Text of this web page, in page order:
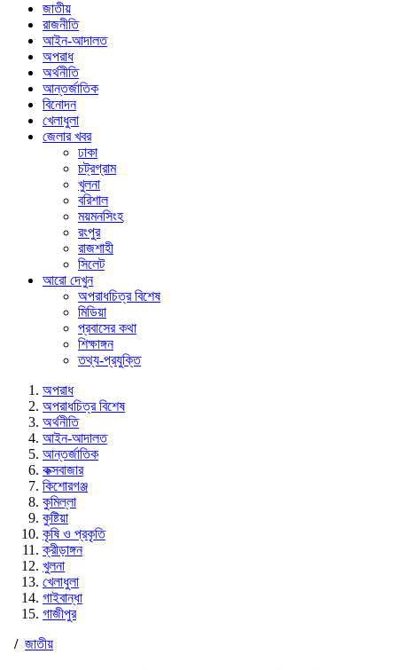
জাতীয়
রাজনীতি
আইন-আদালত
অপরাধ
অর্থনীতি
আন্তর্জাতিক
বিনোদন
খেলাধুলা
জেলার খবর
ঢাকা
চট্রগ্রাম
খুলনা
বরিশাল
ময়মনসিংহ
রংপুর
রাজশাহী
সিলেট
আরো দেখুন
অপরাধচিত্র বিশেষ
মিডিয়া
প্রবাসের কথা
শিক্ষাঙ্গন
তথ্য-প্রযুক্তি
অপরাধ
অপরাধচিত্র বিশেষ
অর্থনীতি
আইন-আদালত
আন্তর্জাতিক
কক্সবাজার
কিশোরগঞ্জ
কুমিল্লা
কুষ্টিয়া
কৃষি ও প্রকৃতি
ক্রীড়াঙ্গন
খুলনা
খেলাধুলা
গাইবান্ধা
গাজীপুর
/ জাতীয়